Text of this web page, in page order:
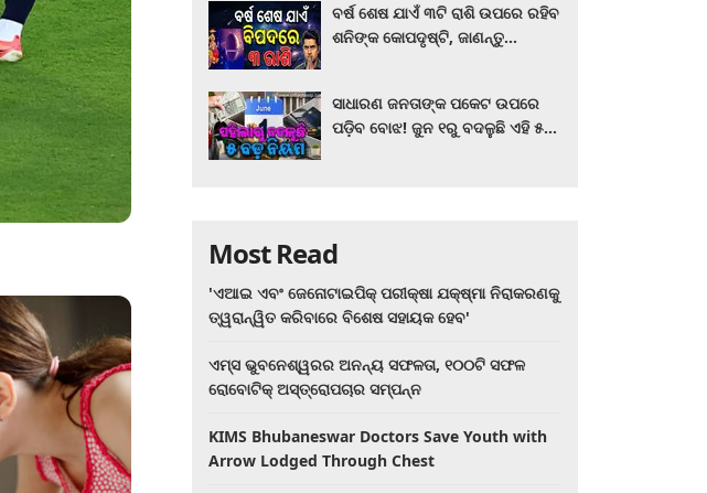
ବର୍ଷ ଶେଷ ଯାଏଁ ୩ଟି ରାଶି ଉପରେ ରହିବ
ଶନିଙ୍କ କୋପଦୃଷ୍ଟି, ଜାଣନ୍ତୁ
ସାଧାରଣ ଜନତାଙ୍କ ପକେଟ ଉପରେ
ପଡ଼ିବ ବୋଝ! ଜୁନ ୧ରୁ ବଦଳୁଛି ଏହି ୫
Most Read
'ଏଆଇ ଏବଂ ଜେନୋଟାଇପିକ୍ ପରୀକ୍ଷା ଯକ୍ଷ୍ମା ନିରାକରଣକୁ
ତ୍ୱରାନ୍ୱିତ କରିବାରେ ବିଶେଷ ସହାୟକ ହେବ'
ଏମ୍ସ ଭୁବନେଶ୍ୱରର ଅନନ୍ୟ ସଫଳତା, ୧୦୦ଟି ସଫଳ
ରୋବୋଟିକ୍ ଅସ୍ତ୍ରୋପଚାର ସମ୍ପନ୍ନ
KIMS Bhubaneswar Doctors Save Youth with
Arrow Lodged Through Chest